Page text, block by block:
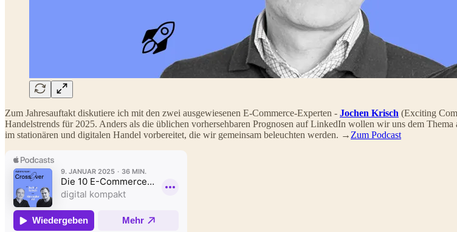
Zum Jahresauftakt diskutiere ich mit den zwei ausgewiesenen E-Commerce-Experten - Jochen Krisch (Exciting
Handelstrends für 2025. Anders als die üblichen vorhersehbaren Prognosen auf LinkedIn wollen wir uns dem
im stationären und digitalen Handel vorbereitet, die wir gemeinsam beleuchten werden. →Zum Podcast